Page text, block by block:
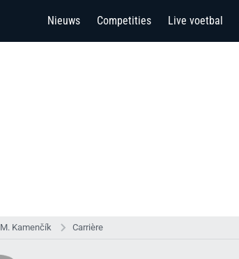
Nieuws Competities Live voetbal
M. Kamenčík Carrière